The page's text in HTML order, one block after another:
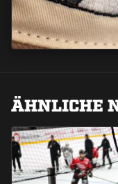
ÄHNLICHE